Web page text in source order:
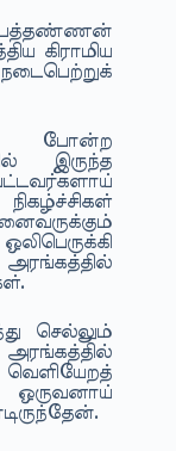
பெத்தண்ணன்
கிராமிய
போன்ற
இருந்த
செல்லும்